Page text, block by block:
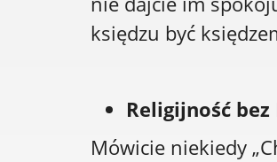
księdzu być
Religijność bez
Mówicie niekiedy